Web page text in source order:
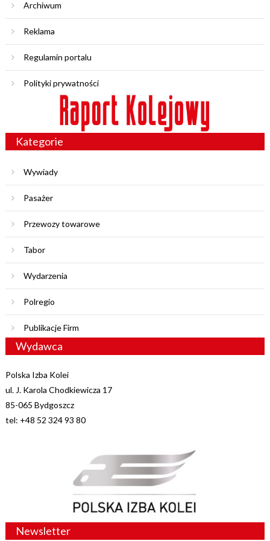
Archiwum
Reklama
Regulamin portalu
Polityki prywatności
Kategorie
Wywiady
Pasażer
Przewozy towarowe
Tabor
Wydarzenia
Polregio
Publikacje Firm
Wydawca
Polska Izba Kolei
ul. J. Karola Chodkiewicza 17
85-065 Bydgoszcz
tel: +48 52 324 93 80
Newsletter